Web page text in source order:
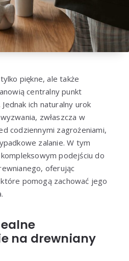
piękne, ale także
centralny punkt
ich naturalny urok
zwłaszcza w
codziennymi zagrożeniami,
zalanie. W tym
podejściu do
oferując
pomogą zachować jego
na drewniany